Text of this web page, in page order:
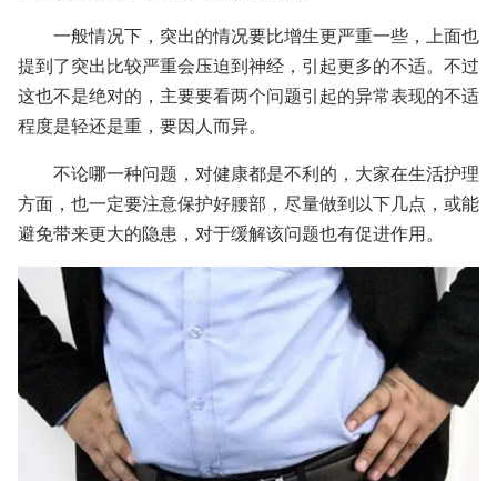
一般情况下，突出的情况要比增生更严重一些，上面也
提到了突出比较严重会压迫到神经，引起更多的不适。不过
这也不是绝对的，主要要看两个问题引起的异常表现的不适
程度是轻还是重，要因人而异。
不论哪一种问题，对健康都是不利的，大家在生活护理
方面，也一定要注意保护好腰部，尽量做到以下几点，或能
避免带来更大的隐患，对于缓解该问题也有促进作用。